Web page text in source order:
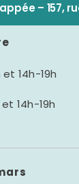
– 157,
et 14h-19h
14h-19h